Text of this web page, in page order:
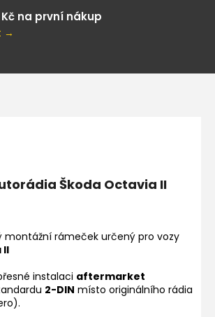
Kč na první nákup
→
Škoda Octavia II
montážní rámeček určený pro vozy
II
instalaci aftermarket
2-DIN místo originálního rádia